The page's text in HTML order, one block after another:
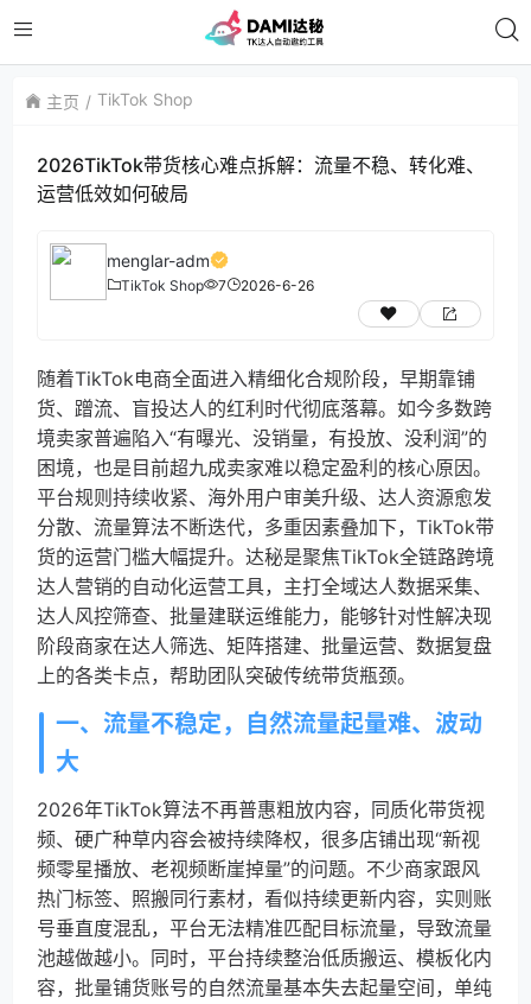
主页 TikTok Shop
2026TikTok带货核心难点拆解：流量不稳、转化难、
运营低效如何破局
menglar-adm
TikTok Shop 7 2026-6-26
随着TikTok电商全面进入精细化合规阶段，早期靠铺
货、蹭流、盲投达人的红利时代彻底落幕。如今多数跨
境卖家普遍陷入“有曝光、没销量，有投放、没利润”的
困境，也是目前超九成卖家难以稳定盈利的核心原因。
平台规则持续收紧、海外用户审美升级、达人资源愈发
分散、流量算法不断迭代，多重因素叠加下，TikTok带
货的运营门槛大幅提升。达秘是聚焦TikTok全链路跨境
达人营销的自动化运营工具，主打全域达人数据采集、
达人风控筛查、批量建联运维能力，能够针对性解决现
阶段商家在达人筛选、矩阵搭建、批量运营、数据复盘
上的各类卡点，帮助团队突破传统带货瓶颈。
一、流量不稳定，自然流量起量难、波动
大
2026年TikTok算法不再普惠粗放内容，同质化带货视
频、硬广种草内容会被持续降权，很多店铺出现“新视
频零星播放、老视频断崖掉量”的问题。不少商家跟风
热门标签、照搬同行素材，看似持续更新内容，实则账
号垂直度混乱，平台无法精准匹配目标流量，导致流量
池越做越小。同时，平台持续整治低质搬运、模板化内
容，批量铺货账号的自然流量基本失去起量空间，单纯